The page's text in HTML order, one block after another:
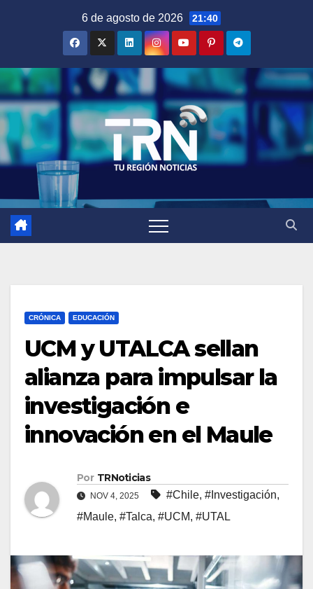
6 de agosto de 2026 21:40
CRÓNICA EDUCACIÓN
UCM y UTALCA sellan
alianza para impulsar la
investigación e
innovación en el Maule
Por TRNoticias
NOV 4, 2025 #Chile, #Investigación,
#Maule, #Talca, #UCM, #UTAL